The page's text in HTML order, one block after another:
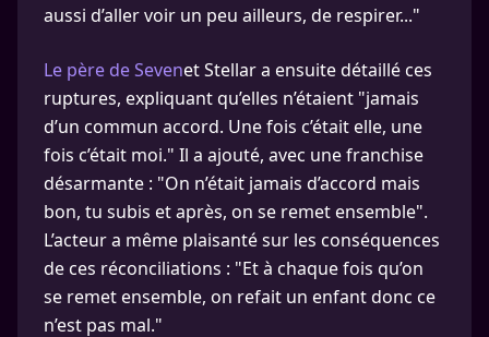
aussi d’aller voir un peu ailleurs, de respirer..."
Le père de Sevenet Stellar a ensuite détaillé ces
ruptures, expliquant qu’elles n’étaient "jamais
d’un commun accord. Une fois c’était elle, une
fois c’était moi." Il a ajouté, avec une franchise
désarmante : "On n’était jamais d’accord mais
bon, tu subis et après, on se remet ensemble".
L’acteur a même plaisanté sur les conséquences
de ces réconciliations : "Et à chaque fois qu’on
se remet ensemble, on refait un enfant donc ce
n’est pas mal."